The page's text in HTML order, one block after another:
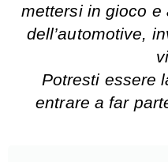
mettersi in gioco e
dell’automotive,
Potresti essere
entrare a far